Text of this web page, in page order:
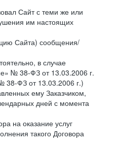
Сайт с теми же или
им настоящих
Сайта) сообщения/
в случае
№ 38-ФЗ от 13.03.2006 г.
38-ФЗ от 13.03.2006 г.)
ему Заказчиком,
дней с момента
на оказание услуг
такого Договора